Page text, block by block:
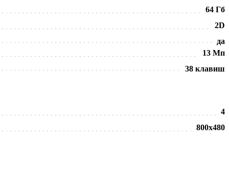
64 Гб
2D
да
13 Мп
38 клавиш
4
800х480